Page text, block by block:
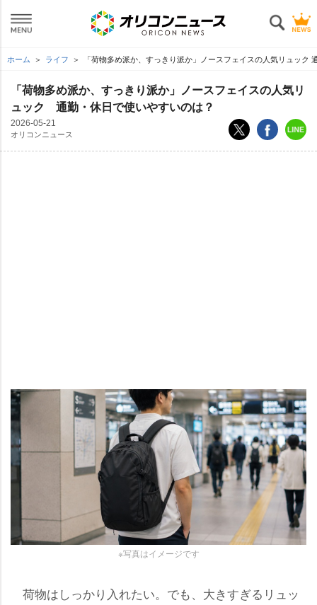
ホーム ライフ 「荷物多め派か、すっきり派か」ノースフェイスの人気リュック
「荷物多め派か、すっきり派か」ノースフェイスの人気リ
ュック 通勤・休日で使いやすいのは？
2026-05-21
オリコンニュース
※写真はイメージです
荷物はしっかり入れたい。でも、大きすぎるリュッ